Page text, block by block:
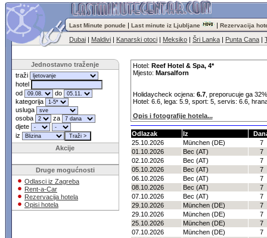
Last Minute ponude | Last minute iz Ljubljane | Rezervacija
Dubai | Maldivi | Kanarski otoci | Meksiko | Šri Lanka | Punta Cana |
Jednostavno traženje
traži
hotel
od
do
kategorija
usluga
osoba
za
djete
iz
Akcije
Druge mogućnosti
Odlasci iz Zagreba
Rent-a-Car
Rezervacija hotela
Opisi hotela
Hotel: Reef Hotel & Spa, 4*
Mjesto: Marsalforn
Holidaycheck ocjena: 6.7, preporucuje ga
Hotel: 6.6, lega: 5.9, sport: 5, servis: 6.6,
Opis i fotografije hotela...
Odlazak Iz
25.10.2026
München (DE)
7
01.10.2026
Bec (AT)
7
02.10.2026
Bec (AT)
7
05.10.2026
Bec (AT)
7
06.10.2026
Bec (AT)
7
08.10.2026
Bec (AT)
7
07.10.2026
Bec (AT)
7
29.10.2026
München (DE)
7
29.10.2026
München (DE)
7
25.10.2026
München (DE)
7
07.10.2026
München (DE)
7